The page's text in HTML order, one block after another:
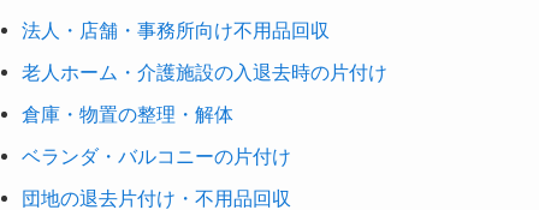
法人・店舗・事務所向け不用品回収
老人ホーム・介護施設の入退去時の片付け
倉庫・物置の整理・解体
ベランダ・バルコニーの片付け
団地の退去片付け・不用品回収